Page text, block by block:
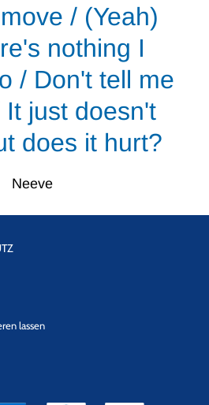
/ (Yeah)
nothing I
/ Don't tell me
just doesn't
does it hurt?
Neeve
lassen